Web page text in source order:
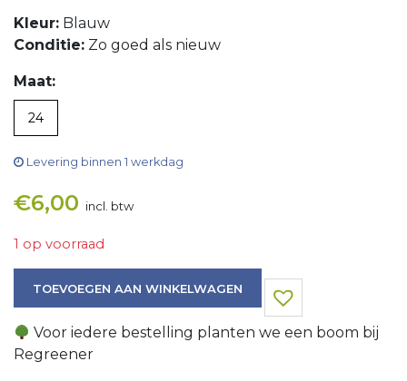
Kleur: Blauw
Conditie: Zo goed als nieuw
Maat:
24
Levering binnen 1 werkdag
€6,00 incl. btw
1 op voorraad
TOEVOEGEN AAN WINKELWAGEN
Voor iedere bestelling planten we een boom bij
Regreener